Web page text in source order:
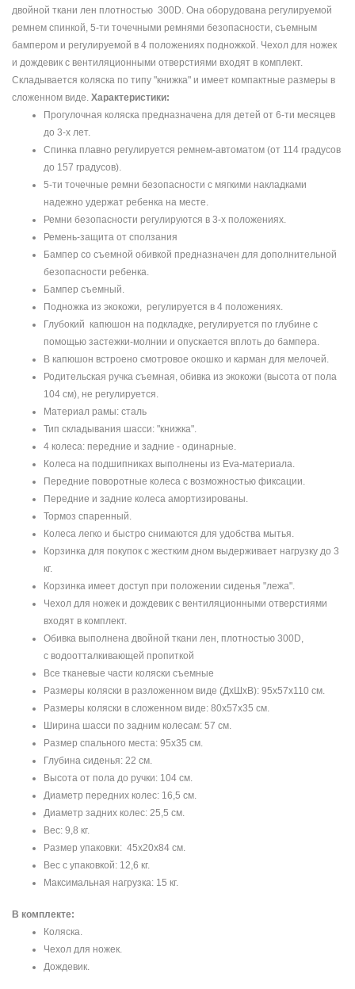
двойной ткани лен плотностью 300D. Она оборудована регулируемой
ремнем спинкой, 5-ти точечными ремнями безопасности, съемным
бампером и регулируемой в 4 положениях подножкой. Чехол для ножек
и дождевик с вентиляционными отверстиями входят в комплект.
Складывается коляска по типу "книжка" и имеет компактные размеры в
сложенном виде. Характеристики:
Прогулочная коляска предназначена для детей от 6-ти месяцев
до 3-х лет.
Спинка плавно регулируется ремнем-автоматом (от 114 градусов
до 157 градусов).
5-ти точечные ремни безопасности с мягкими накладками
надежно удержат ребенка на месте.
Ремни безопасности регулируются в 3-х положениях.
Ремень-защита от сползания
Бампер со съемной обивкой предназначен для дополнительной
безопасности ребенка.
Бампер съемный.
Подножка из экокожи, регулируется в 4 положениях.
Глубокий капюшон на подкладке, регулируется по глубине с
помощью застежки-молнии и опускается вплоть до бампера.
В капюшон встроено смотровое окошко и карман для мелочей.
Родительская ручка съемная, обивка из экокожи (высота от пола
104 см), не регулируется.
Материал рамы: сталь
Тип складывания шасси: "книжка".
4 колеса: передние и задние - одинарные.
Колеса на подшипниках выполнены из Eva-материала.
Передние поворотные колеса с возможностью фиксации.
Передние и задние колеса амортизированы.
Тормоз спаренный.
Колеса легко и быстро снимаются для удобства мытья.
Корзинка для покупок с жестким дном выдерживает нагрузку до 3
кг.
Корзинка имеет доступ при положении сиденья "лежа".
Чехол для ножек и дождевик с вентиляционными отверстиями
входят в комплект.
Обивка выполнена двойной ткани лен, плотностью 300D,
с водоотталкивающей пропиткой
Все тканевые части коляски съемные
Размеры коляски в разложенном виде (ДxШxВ): 95x57x110 см.
Размеры коляски в сложенном виде: 80x57x35 см.
Ширина шасси по задним колесам: 57 см.
Размер спального места: 95х35 см.
Глубина сиденья: 22 см.
Высота от пола до ручки: 104 см.
Диаметр передних колес: 16,5 см.
Диаметр задних колес: 25,5 см.
Вес: 9,8 кг.
Размер упаковки: 45x20x84 см.
Вес с упаковкой: 12,6 кг.
Максимальная нагрузка: 15 кг.
В комплекте:
Коляска.
Чехол для ножек.
Дождевик.